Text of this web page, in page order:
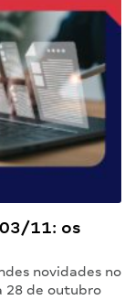
11: os
novidades no
28 de outubro